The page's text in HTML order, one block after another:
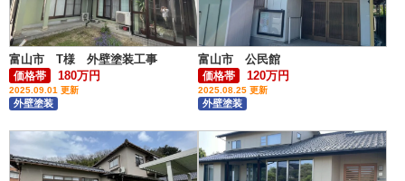
富山市 T様 外壁塗装工事
価格帯 180万円
2025.09.01 更新
外壁塗装
富山市 公民館
価格帯 120万円
2025.08.25 更新
外壁塗装